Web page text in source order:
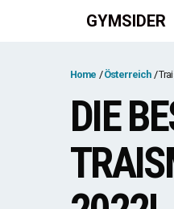
GYMSIDER
Home Österreich
DIE